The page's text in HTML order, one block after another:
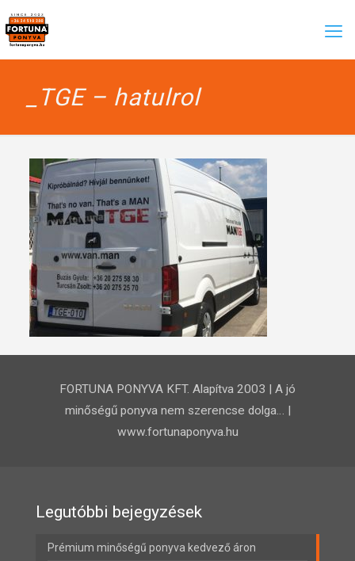
_TGE – hatulrol
FORTUNA PONYVA KFT. Alapítva 2003 | A jó
minőségű ponyva nem szerencse dolga… |
www.fortunaponyva.hu
Legutóbbi bejegyzések
Prémium minőségű ponyva kedvező áron